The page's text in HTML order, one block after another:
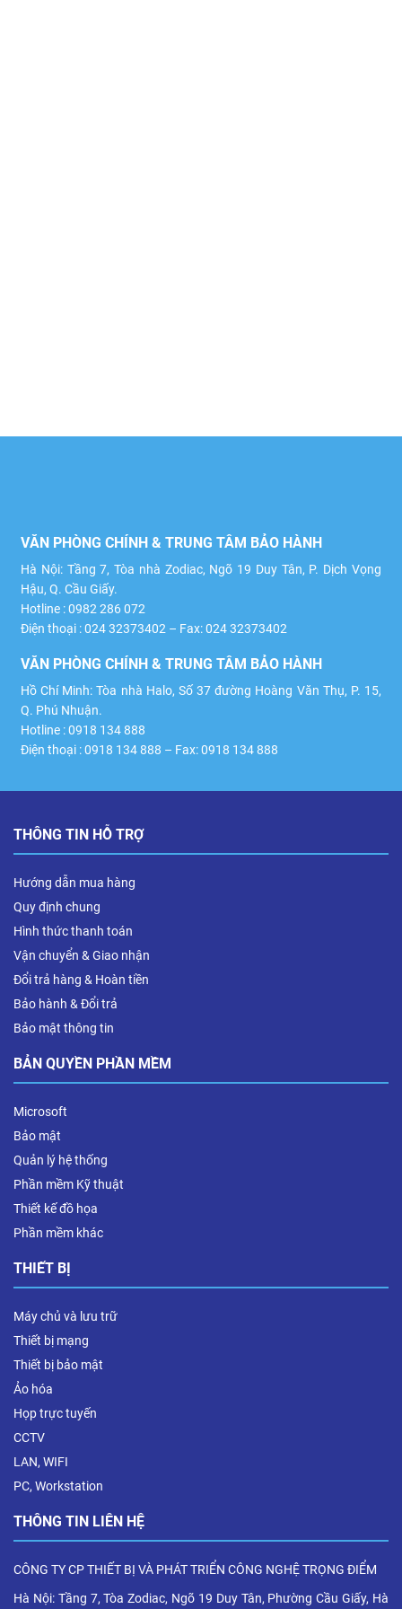
VĂN PHÒNG CHÍNH & TRUNG TÂM BẢO HÀNH
Hà Nội: Tầng 7, Tòa nhà Zodiac, Ngõ 19 Duy Tân, P. Dịch Vọng
Hậu, Q. Cầu Giấy.
Hotline : 0982 286 072
Điện thoại : 024 32373402 – Fax: 024 32373402
VĂN PHÒNG CHÍNH & TRUNG TÂM BẢO HÀNH
Hồ Chí Minh: Tòa nhà Halo, Số 37 đường Hoàng Văn Thụ, P. 15,
Q. Phú Nhuận.
Hotline : 0918 134 888
Điện thoại : 0918 134 888 – Fax: 0918 134 888
THÔNG TIN HỖ TRỢ
Hướng dẫn mua hàng
Quy định chung
Hình thức thanh toán
Vận chuyển & Giao nhận
Đổi trả hàng & Hoàn tiền
Bảo hành & Đổi trả
Bảo mật thông tin
BẢN QUYỀN PHẦN MỀM
Microsoft
Bảo mật
Quản lý hệ thống
Phần mềm Kỹ thuật
Thiết kế đồ họa
Phần mềm khác
THIẾT BỊ
Máy chủ và lưu trữ
Thiết bị mạng
Thiết bị bảo mật
Ảo hóa
Họp trực tuyến
CCTV
LAN, WIFI
PC, Workstation
THÔNG TIN LIÊN HỆ
CÔNG TY CP THIẾT BỊ VÀ PHÁT TRIỂN CÔNG NGHỆ TRỌNG ĐIỂM
Hà Nội: Tầng 7, Tòa Zodiac, Ngõ 19 Duy Tân, Phường Cầu Giấy, Hà